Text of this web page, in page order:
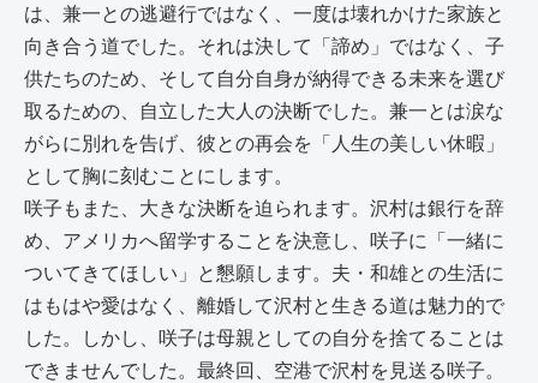
は、兼一との逃避行ではなく、一度は壊れかけた家族と
向き合う道でした。それは決して「諦め」ではなく、子
供たちのため、そして自分自身が納得できる未来を選び
取るための、自立した大人の決断でした。兼一とは涙な
がらに別れを告げ、彼との再会を「人生の美しい休暇」
として胸に刻むことにします。
咲子もまた、大きな決断を迫られます。沢村は銀行を辞
め、アメリカへ留学することを決意し、咲子に「一緒に
ついてきてほしい」と懇願します。夫・和雄との生活に
はもはや愛はなく、離婚して沢村と生きる道は魅力的で
した。しかし、咲子は母親としての自分を捨てることは
できませんでした。最終回、空港で沢村を見送る咲子。